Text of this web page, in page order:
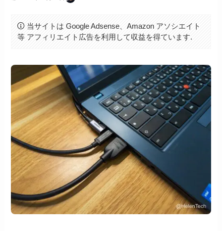
当サイトは Google Adsense、Amazon アソシエイト
等 アフィリエイト広告を利用して収益を得ています.